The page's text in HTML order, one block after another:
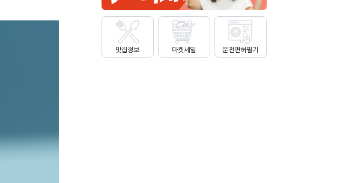
맛집정보 마켓세일 운전면허필기